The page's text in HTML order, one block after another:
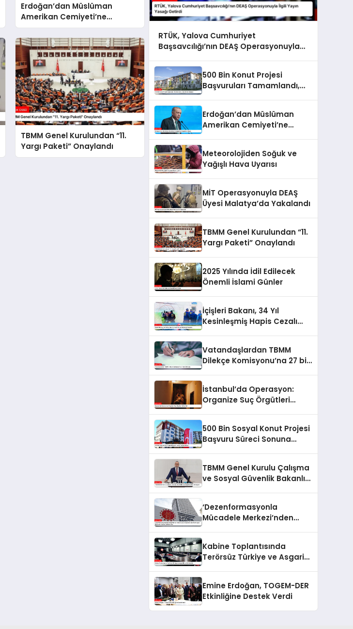
Erdoğan’dan Müslüman
Amerikan Cemiyeti’ne
Teşekkür Mesajı
TBMM Genel Kurulundan “11.
Yargı Paketi” Onaylandı
RTÜK, Yalova Cumhuriyet
Başsavcılığı’nın DEAŞ Operasyonuyla
500 Bin Konut Projesi
Başvuruları Tamamlandı,
Erdoğan’dan Müslüman
Amerikan Cemiyeti’ne
Meteorolojiden Soğuk ve
Yağışlı Hava Uyarısı
MİT Operasyonuyla DEAŞ
Üyesi Malatya’da Yakalandı
TBMM Genel Kurulundan “11.
Yargı Paketi” Onaylandı
2025 Yılında İdil Edilecek
Önemli İslami Günler
İçişleri Bakanı, 34 Yıl
Kesinleşmiş Hapis Cezalı
Vatandaşlardan TBMM
Dilekçe Komisyonu’na 27 bin
İstanbul’da Operasyon:
Organize Suç Örgütleri
500 Bin Sosyal Konut Projesi
Başvuru Süreci Sonuna
TBMM Genel Kurulu Çalışma
ve Sosyal Güvenlik Bakanlığı
‘Dezenformasyonla
Mücadele Merkezi’nden
İddialara Son
Kabine Toplantısında
Terörsüz Türkiye ve Asgari
Emine Erdoğan, TOGEM-DER
Etkinliğine Destek Verdi